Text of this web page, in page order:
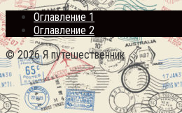
Оглавление 1
Оглавление 2
© 2026 Я путешественник